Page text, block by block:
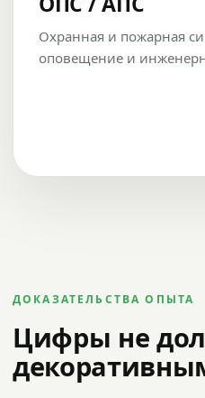
Охранная и пожарная
оповещение и
ДОКАЗАТЕЛЬСТВА ОПЫТА
Цифры не